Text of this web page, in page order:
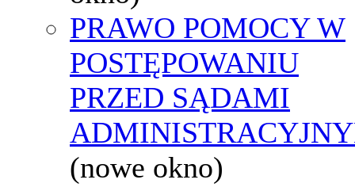
PRAWO POMOCY W
POSTĘPOWANIU
PRZED SĄDAMI
(nowe okno)